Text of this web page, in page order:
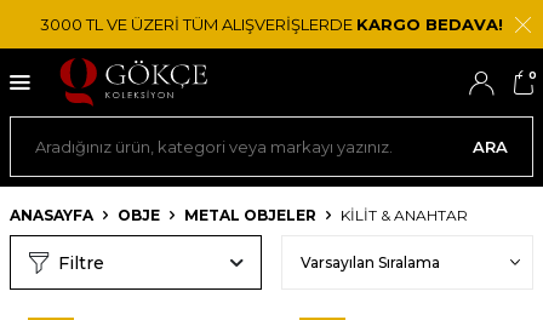
3000 TL VE ÜZERİ TÜM ALIŞVERİŞLERDE KARGO BEDAVA!
ARA
0
ANASAYFA OBJE METAL OBJELER KILIT & ANAHTAR
Filtre